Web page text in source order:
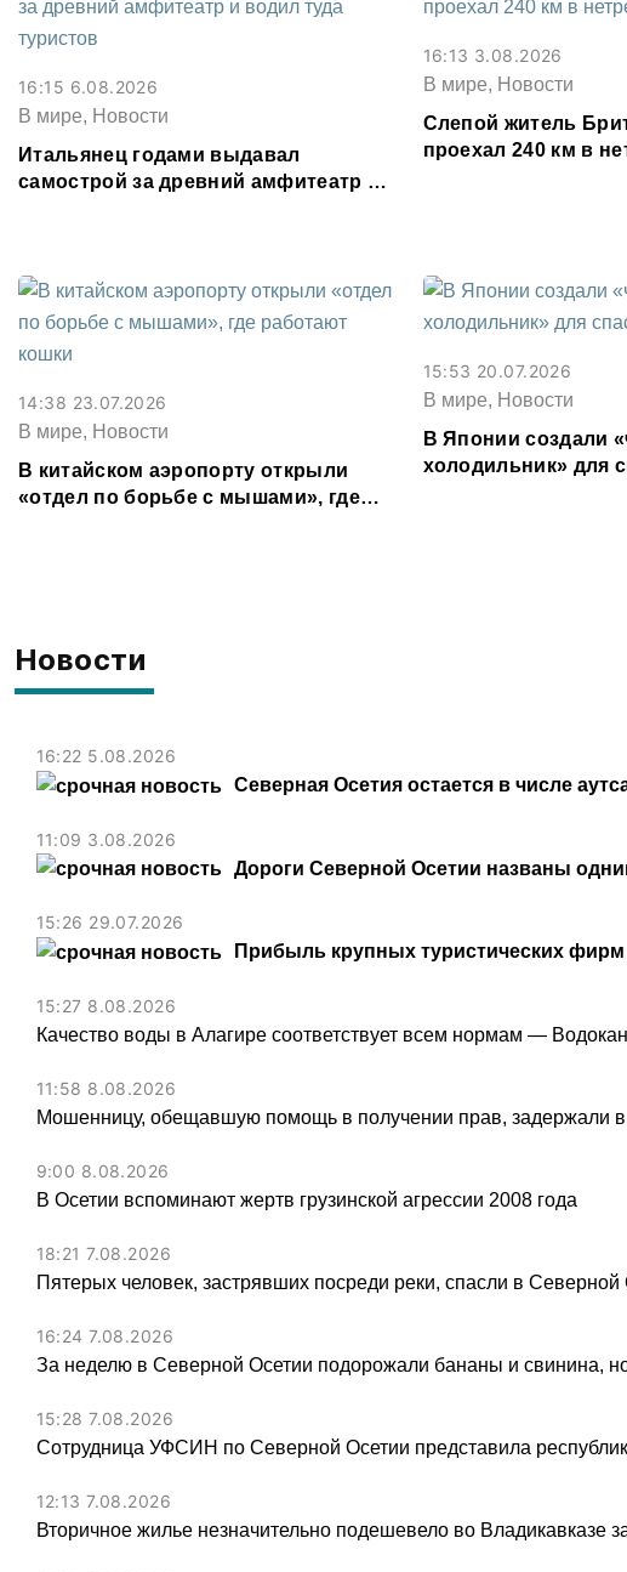
Новости
16:22 5.08.2026
Северная Осетия остается в числе
11:09 3.08.2026
Дороги Северной Осетии названы
15:26 29.07.2026
Прибыль крупных туристических
15:27 8.08.2026
Качество воды в Алагире соответствует всем нормам —
11:58 8.08.2026
Мошенницу, обещавшую помощь в получении прав, задержали
9:00 8.08.2026
В Осетии вспоминают жертв грузинской агрессии 2008 года
18:21 7.08.2026
Пятерых человек, застрявших посреди реки, спасли в Северной
16:24 7.08.2026
За неделю в Северной Осетии подорожали бананы и свинина,
15:28 7.08.2026
Сотрудница УФСИН по Северной Осетии представила
12:13 7.08.2026
Вторичное жилье незначительно подешевело во Владикавказе
16:15 6.08.2026
В мире, Новости
Итальянец годами выдавал
самострой за древний амфитеатр и
16:13 3.08.2026
В мире, Новости
Слепой житель
проехал 240 км в
14:38 23.07.2026
В мире, Новости
В китайском аэропорту открыли
«отдел по борьбе с мышами», где
15:53 20.07.2026
В мире, Новости
В Японии создали
холодильник» для